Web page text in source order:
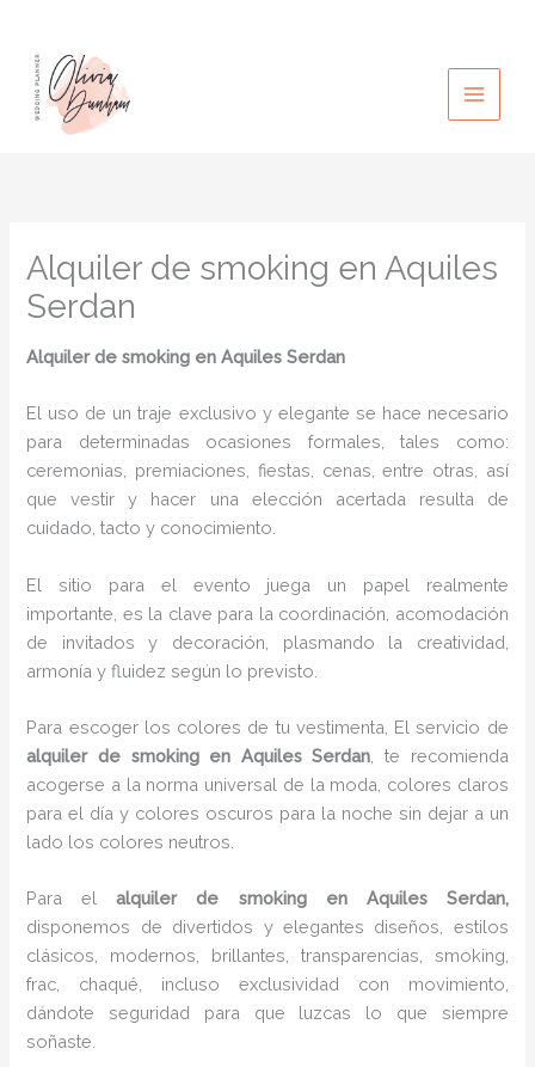
contenido
Alquiler de smoking en Aquiles
Serdan
Alquiler de smoking en Aquiles Serdan
El uso de un traje exclusivo y elegante se hace necesario
para determinadas ocasiones formales, tales como:
ceremonias, premiaciones, fiestas, cenas, entre otras, así
que vestir y hacer una elección acertada resulta de
cuidado, tacto y conocimiento.
El sitio para el evento juega un papel realmente
importante, es la clave para la coordinación, acomodación
de invitados y decoración, plasmando la creatividad,
armonía y fluidez según lo previsto.
Para escoger los colores de tu vestimenta, El servicio de
alquiler de smoking en Aquiles Serdan , te recomienda
acogerse a la norma universal de la moda, colores claros
para el día y colores oscuros para la noche sin dejar a un
lado los colores neutros.
Para elalquiler de smoking
en Aquiles Serdan,
disponemos de divertidos y elegantes diseños, estilos
clásicos, modernos, brillantes, transparencias, smoking,
frac, chaqué, incluso exclusividad con movimiento,
dándote seguridad para que luzcas lo que siempre
soñaste.